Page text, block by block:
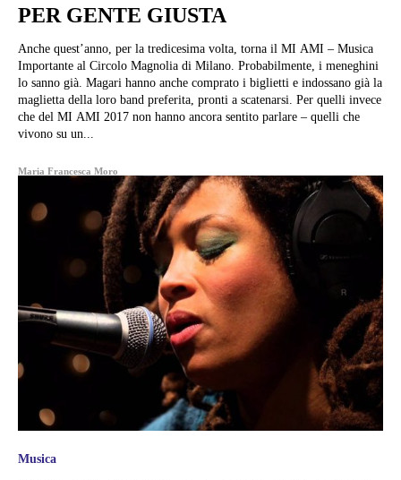
PER GENTE GIUSTA
Anche quest’anno, per la tredicesima volta, torna il MI AMI – Musica
Importante al Circolo Magnolia di Milano. Probabilmente, i meneghini
lo sanno già. Magari hanno anche comprato i biglietti e indossano già la
maglietta della loro band preferita, pronti a scatenarsi. Per quelli invece
che del MI AMI 2017 non hanno ancora sentito parlare – quelli che
vivono su un...
Maria Francesca Moro
Musica